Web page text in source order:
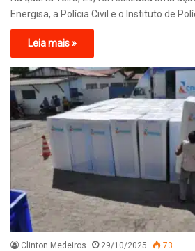
Energisa, a Polícia Civil e o Instituto de
Leia mais »
Clinton Medeiros 29/10/2025 73